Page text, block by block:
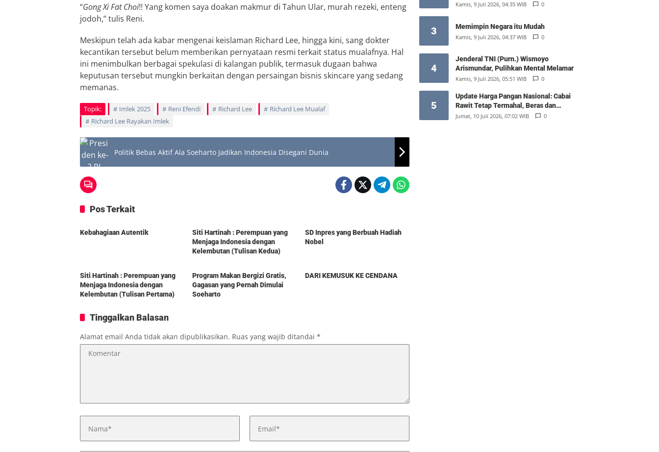
“Gong Xi Fat Choi!! Yang komen saya doakan makmur di Tahun Ular, murah rezeki, enteng
jodoh,” tulis Reni.
Meskipun telah ada kabar mengenai keislaman Richard Lee, hingga kini, sang dokter
kecantikan tersebut belum memberikan pernyataan resmi terkait status mualafnya. Hal
ini menimbulkan berbagai spekulasi di kalangan publik, termasuk dugaan bahwa
keputusan tersebut mungkin berkaitan dengan persaingan bisnis skincare yang sedang
memanas.
Topik: Imlek 2025 Reni Efendi Richard Lee
Richard Lee Mualaf
Richard Lee Rayakan Imlek
Politik Bebas Aktif Ala Soeharto Jadikan Indonesia Disegani Dunia
Pos Terkait
Berita
Kebahagiaan Autentik
Siti Hartinah : Perempuan yang
Menjaga Indonesia dengan
Kelembutan (Tulisan Kedua)
SD Inpres yang Berbuah Hadiah
Nobel
Siti Hartinah : Perempuan yang
Menjaga Indonesia dengan
Kelembutan (Tulisan Pertama)
Program Makan Bergizi Gratis,
Gagasan yang Pernah Dimulai
Soeharto
DARI KEMUSUK KE CENDANA
Tinggalkan Balasan
Alamat email Anda tidak akan dipublikasikan. Ruas yang wajib ditandai *
Kamis, 9 Juli 2026, 04:35 WIB 0
3 Memimpin Negara itu Mudah
Kamis, 9 Juli 2026, 04:37 WIB 0
4
Jenderal TNI (Purn.) Wismoyo
Arismundar, Pulihkan Mental Melamar
Kamis, 9 Juli 2026, 05:51 WIB 0
5
Update Harga Pangan Nasional: Cabai
Rawit Tetap Termahal, Beras dan
Minyak Goreng Stabil
Jumat, 10 Juli 2026, 07:02 WIB 0